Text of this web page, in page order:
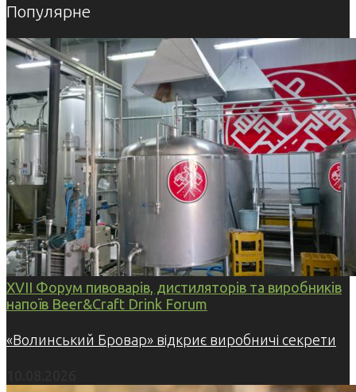
Популярне
XVII Форум пивоварів, дистиляторів та виробників
напоїв Beer&Craft Drink Forum
«Волинський Бровар» відкриє виробничі секрети